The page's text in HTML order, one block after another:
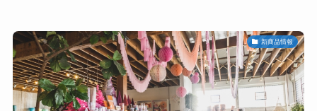
新商品情報